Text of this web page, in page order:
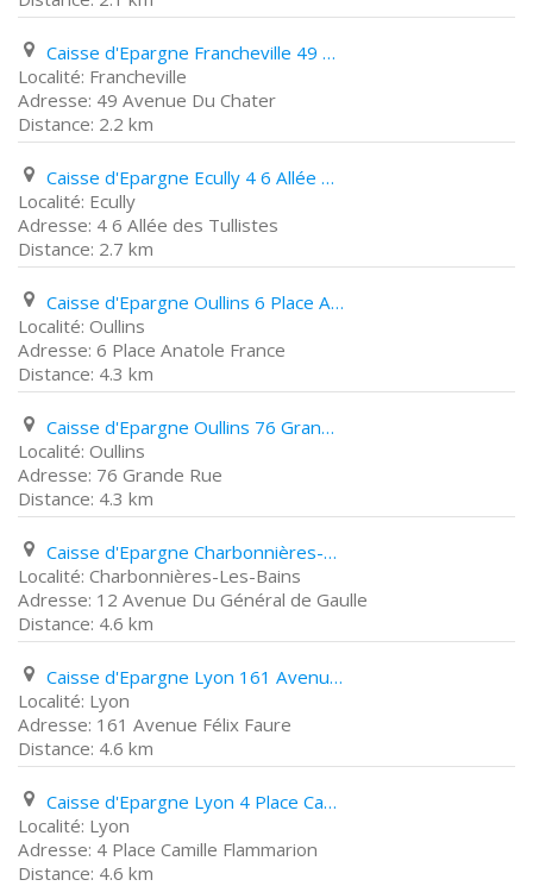
Caisse d'Epargne Francheville 49 Avenue Du Chater
Francheville
49 Avenue Du Chater
2.2 km
Caisse d'Epargne Ecully 4 6 Allée des Tullistes
Ecully
4 6 Allée des Tullistes
2.7 km
Caisse d'Epargne Oullins 6 Place Anatole France
Oullins
6 Place Anatole France
4.3 km
Caisse d'Epargne Oullins 76 Grande Rue
Oullins
76 Grande Rue
4.3 km
Caisse d'Epargne Charbonnières-Les-Bains 12 Avenue Du Général de Gaulle
Charbonnières-Les-Bains
12 Avenue Du Général de Gaulle
4.6 km
Caisse d'Epargne Lyon 161 Avenue Félix Faure
Lyon
161 Avenue Félix Faure
4.6 km
Caisse d'Epargne Lyon 4 Place Camille Flammarion
Lyon
4 Place Camille Flammarion
4.6 km